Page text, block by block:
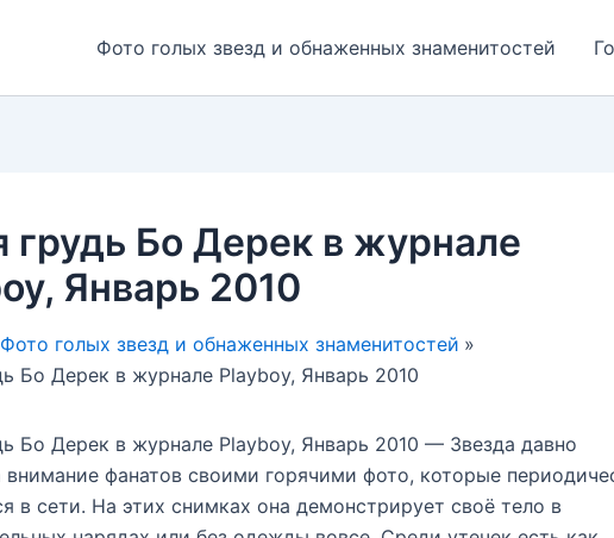
Фото голых звезд и обнаженных знаменитостей
грудь Бо Дерек в журнале
Январь 2010
Фото голых звезд и обнаженных знаменитостей
Бо Дерек в журнале Playboy, Январь 2010
Бо Дерек в журнале Playboy, Январь 2010 — Звезда давно
внимание фанатов своими горячими фото, которые
в сети. На этих снимках она демонстрирует своё тело в